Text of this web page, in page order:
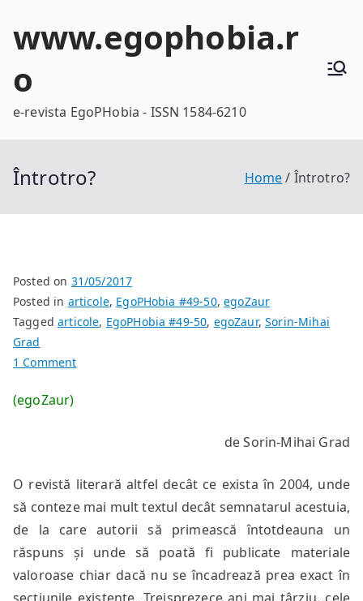
www.egophobia.r
o
e-revista EgoPHobia - ISSN 1584-6210
Întrotro? Home Întrotro?
Posted on 31/05/2017
Posted in articole, EgoPHobia #49-50,egoZaur
Taggedarticole, EgoPHobia #49-50, egoZaur,Sorin-Mihai
Grad
1 Commenton
(egoZaur)
de Sorin-Mihai Grad
O revistă literară altfel decât ce exista în 2004, unde
să conteze mai mult textul decât semnatarul acestuia,
de la care autorii să primească întotdeauna un
răspuns și unde să poată fi publicate materiale
valoroase chiar dacă nu se încadrează prea exact în